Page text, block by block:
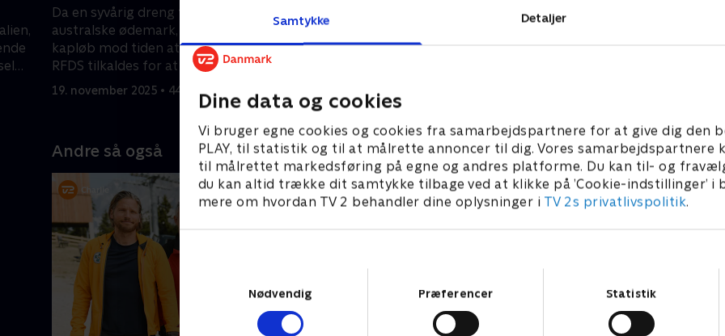
Samtykke Detaljer
Dine data og cookies
Vi bruger egne cookies og cookies fra samarbejdspartnere for at give dig den
PLAY, til statistik og til at målrette annoncer til dig. Vores samarbejdspartnere
til målrettet markedsføring på egne og andres platforme. Du kan til- og
du kan altid trække dit samtykke tilbage ved at klikke på ’Cookie-indstillinger’ i
mere om hvordan TV 2 behandler dine oplysninger i TV 2s privatlivspolitik.
Nødvendig
Præferencer Statistik
Da en syvårig dreng forsvinder i den
australske ødemark, bliver det et
kapløb mod tiden at finde ham, mens
RFDS tilkaldes for at hjælpe hans
tilskadekomne far.
19. november 2025 • 44 min
Midt i en voldsom støvstorm står
RFDS over for en dramatisk
evakuering, da en patient får et
20. november 2025 • 44 min
Da en evakuering i den
Andre så også